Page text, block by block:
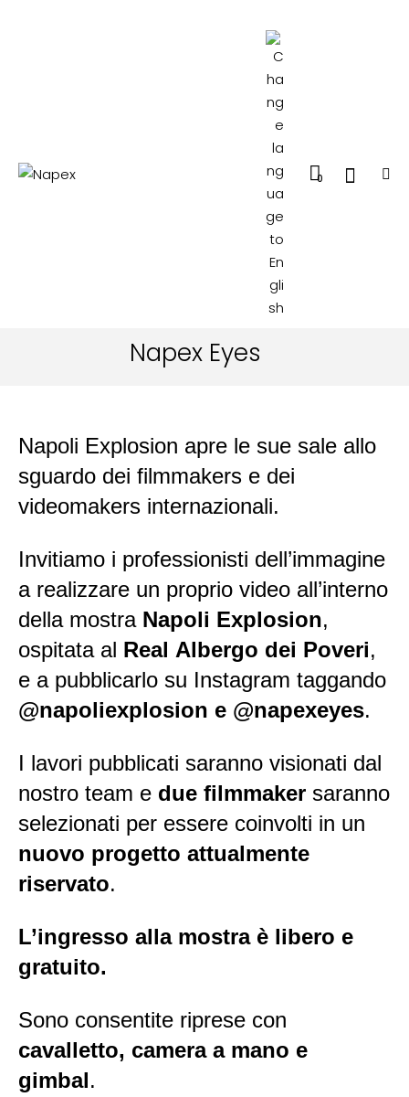
0
Napex Eyes
Napoli Explosion apre le sue sale allo
sguardo dei filmmakers e dei
videomakers internazionali.
Invitiamo i professionisti dell’immagine
a realizzare un proprio video all’interno
della mostra Napoli Explosion,
ospitata al Real Albergo dei Poveri,
e a pubblicarlo su Instagram taggando
@napoliexplosion e @napexeyes.
I lavori pubblicati saranno visionati dal
nostro team e due filmmaker saranno
selezionati per essere coinvolti in un
nuovo progetto attualmente
riservato.
L’ingresso alla mostra è libero e
gratuito.
Sono consentite riprese con
cavalletto, camera a mano e
gimbal.